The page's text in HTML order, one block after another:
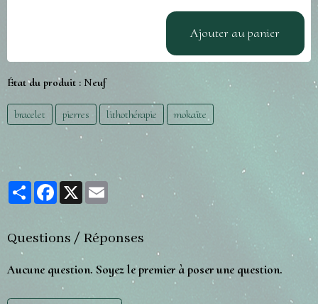
Ajouter au panier
État du produit : Neuf
bracelet pierres lithothérapie mokaïte
PartagerFacebook
X
Questions / Réponses
Aucune question. Soyez le premier à poser une question.